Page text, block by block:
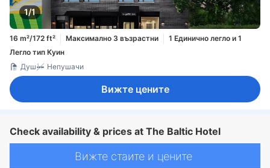
1/1
16 m²/172 ft² Максимално 3 възрастни
1 Единично легло и 1
Легло тип Куин
Душ
Непушачи
Вижте цените
Check availability & prices at The Baltic Hotel
Вижте стаите и цените